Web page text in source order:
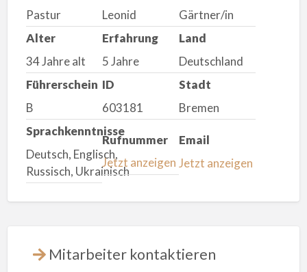
Pastur
Leonid
Gärtner/in
Alter
34 Jahre alt
Erfahrung
5 Jahre
Land
Deutschland
Führerschein
B
ID
603181
Stadt
Bremen
Sprachkenntnisse
Deutsch, Englisch,
Russisch, Ukrainisch
Rufnummer
Jetzt anzeigen
Email
Jetzt anzeigen
Mitarbeiter kontaktieren